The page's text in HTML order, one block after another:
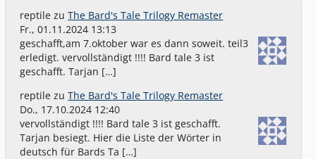
reptile zuThe Bard's Tale Trilogy Remaster
Fr., 01.11.2024 13:13
geschafft,am 7.oktober war es dann soweit. teil3
erledigt. vervollständigt !!!! Bard tale 3 ist
geschafft. Tarjan […]
reptile zuThe Bard's Tale Trilogy Remaster
Do., 17.10.2024 12:40
vervollständigt !!!! Bard tale 3 ist geschafft.
Tarjan besiegt. Hier die Liste der Wörter in
deutsch für Bards Ta […]